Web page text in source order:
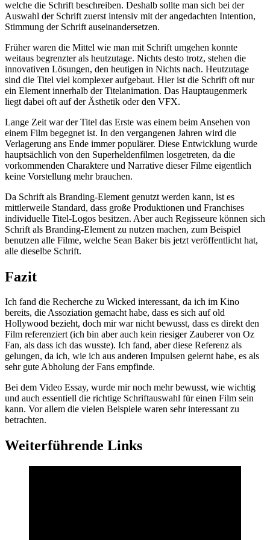
welche die Schrift beschreiben. Deshalb sollte man sich bei der
Auswahl der Schrift zuerst intensiv mit der angedachten Intention,
Stimmung der Schrift auseinandersetzen.
Früher waren die Mittel wie man mit Schrift umgehen konnte
weitaus begrenzter als heutzutage. Nichts desto trotz, stehen die
innovativen Lösungen, den heutigen in Nichts nach. Heutzutage
sind die Titel viel komplexer aufgebaut. Hier ist die Schrift oft nur
ein Element innerhalb der Titelanimation. Das Hauptaugenmerk
liegt dabei oft auf der Ästhetik oder den VFX.
Lange Zeit war der Titel das Erste was einem beim Ansehen von
einem Film begegnet ist. In den vergangenen Jahren wird die
Verlagerung ans Ende immer populärer. Diese Entwicklung wurde
hauptsächlich von den Superheldenfilmen losgetreten, da die
vorkommenden Charaktere und Narrative dieser Filme eigentlich
keine Vorstellung mehr brauchen.
Da Schrift als Branding-Element genutzt werden kann, ist es
mittlerweile Standard, dass große Produktionen und Franchises
individuelle Titel-Logos besitzen. Aber auch Regisseure können sich
Schrift als Branding-Element zu nutzen machen, zum Beispiel
benutzen alle Filme, welche Sean Baker bis jetzt veröffentlicht hat,
alle dieselbe Schrift.
Fazit
Ich fand die Recherche zu Wicked interessant, da ich im Kino
bereits, die Assoziation gemacht habe, dass es sich auf old
Hollywood bezieht, doch mir war nicht bewusst, dass es direkt den
Film referenziert (ich bin aber auch kein riesiger Zauberer von Oz
Fan, als dass ich das wusste). Ich fand, aber diese Referenz als
gelungen, da ich, wie ich aus anderen Impulsen gelernt habe, es als
sehr gute Abholung der Fans empfinde.
Bei dem Video Essay, wurde mir noch mehr bewusst, wie wichtig
und auch essentiell die richtige Schriftauswahl für einen Film sein
kann. Vor allem die vielen Beispiele waren sehr interessant zu
betrachten.
Weiterführende Links